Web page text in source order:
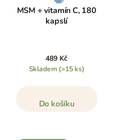
MSM + vitamín C, 180
kapslí
489 Kč
Skladem (>15 ks)
Do košíku